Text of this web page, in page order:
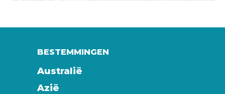
BESTEMMINGEN
Australië
Azië